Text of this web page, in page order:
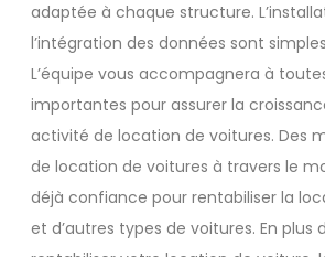
adaptée à chaque structure.
l’intégration des données sont
L’équipe vous accompagnera à
importantes pour assurer la
activité de location de voitures. Des
de location de voitures à travers le
déjà confiance pour rentabiliser la
et d’autres types de voitures. En plus